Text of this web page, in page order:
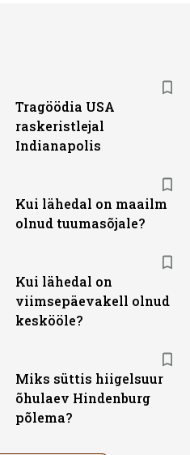
Tragöödia USA
raskeristlejal
Indianapolis
Kui lähedal on maailm
olnud tuumasõjale?
Kui lähedal on
viimsepäevakell olnud
keskööle?
Miks süttis hiigelsuur
õhulaev Hindenburg
põlema?